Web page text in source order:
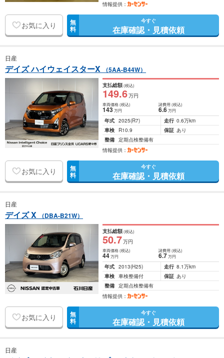
情報提供：
お気に入り 無
料
今すぐ
在庫確認・見積依頼
日産
デイズ ハイウェイスターX （5AA-B44W）
支払総額(税込)
149.6万円
車両価格(税込)
143万円
諸費用 (税込)
6.6 万円
年式 2025(R7) 走行 0.6万km
車検
R10.9 保証 あり
整備 定期点検整備有
情報提供：
お気に入り 無
料
今すぐ
在庫確認・見積依頼
日産
デイズ X （DBA-B21W）
支払総額(税込)
50.7万円
車両価格(税込)
44万円
諸費用 (税込)
6.7 万円
年式 2013(H25) 走行 8.1万km
車検 車検整備付 保証 あり
整備 定期点検整備有
情報提供：
お気に入り 無
料
今すぐ
在庫確認・見積依頼
日産